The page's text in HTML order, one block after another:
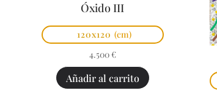
Óxido III
120x120 (cm)
4.500 €
Añadir al carrito